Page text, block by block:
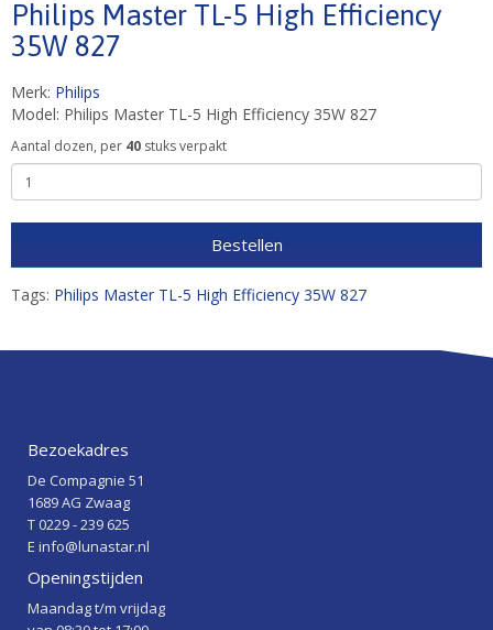
Philips Master TL-5 High Efficiency
35W 827
Merk: Philips
Model: Philips Master TL-5 High Efficiency 35W 827
Aantal dozen, per 40 stuks verpakt
Bestellen
Tags: Philips Master TL-5 High Efficiency 35W 827
Bezoekadres
De Compagnie 51
1689 AG Zwaag
T 0229 - 239 625
E info@lunastar.nl
Openingstijden
Maandag t/m vrijdag